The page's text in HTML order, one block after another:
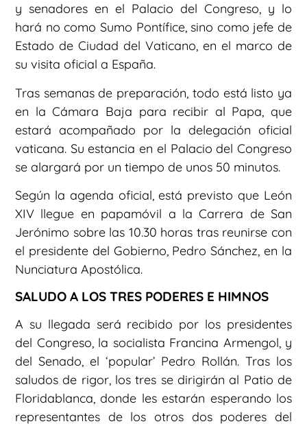
y senadores en el Palacio del Congreso, y lo
hará no como Sumo Pontífice, sino como jefe de
Estado de Ciudad del Vaticano, en el marco de
su visita oficial a España.
Tras semanas de preparación, todo está listo ya
en la Cámara Baja para recibir al Papa, que
estará acompañado por la delegación oficial
vaticana. Su estancia en el Palacio del Congreso
se alargará por un tiempo de unos 50 minutos.
Según la agenda oficial, está previsto que León
XIV llegue en papamóvil a la Carrera de San
Jerónimo sobre las 10.30 horas tras reunirse con
el presidente del Gobierno, Pedro Sánchez, en la
Nunciatura Apostólica.
SALUDO A LOS TRES PODERES E HIMNOS
A su llegada será recibido por los presidentes
del Congreso, la socialista Francina Armengol, y
del Senado, el ‘popular’ Pedro Rollán. Tras los
saludos de rigor, los tres se dirigirán al Patio de
Floridablanca, donde les estarán esperando los
representantes de los otros dos poderes del